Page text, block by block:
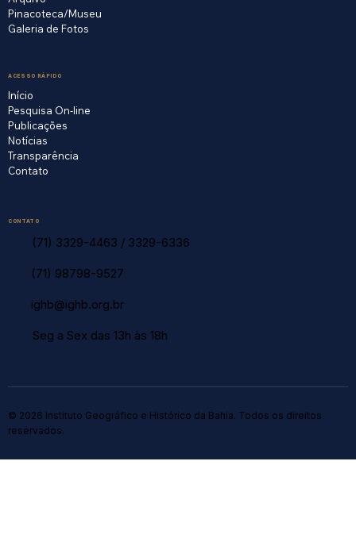
Pinacoteca/Museu
Galeria de Fotos
ACESSO RÁPIDO
Início
Pesquisa On-line
Publicações
Notícias
Transparência
Contato
CONTATO
(71) 3329-4463 / 3329-6336
(71) 98798-9527
ighb@ighb.org.br
Seg a Sex das 13h às 18h
© 2026 Instituto Geográfico e Histórico da Bahia. Todos os direitos
reservados.